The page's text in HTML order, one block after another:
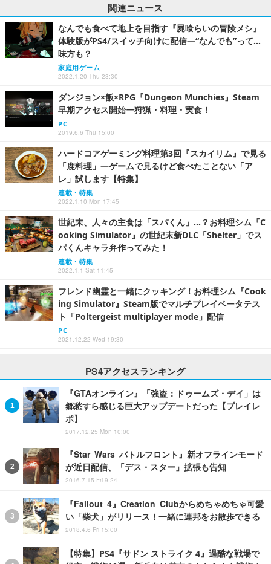
関連ニュース
なんでも食べて地上を目指す『屍喰らいの冒険メシ』
体験版がPS4/スイッチ向けに配信―“なんでも”って…
味方も？
家庭用ゲーム
2022.1.20 Thu 23:30
ダンジョン×飯×RPG『Dungeon Munchies』Steam
早期アクセス開始ー狩猟・料理・実食！
PC
2019.6.6 Thu 15:00
ハードコアゲーミング料理第3回『スカイリム』で見る
「鹿料理」―ゲームで見るけど食べたことない「ア
レ」試します【特集】
連載・特集
2022.1.10 Mon 17:45
世紀末、人々の主食は「スパくん」…？お料理シム『C
ooking Simulator』の世紀末新DLC「Shelter」でス
パくんキャラ弁作ってみた！
連載・特集
2022.1.1 Sat 11:45
フレンド幽霊と一緒にクッキング！お料理シム『Cook
ing Simulator』Steam版でマルチプレイベータテス
ト「Poltergeist multiplayer mode」配信
PC
2021.12.22 Wed 19:30
PS4アクセスランキング
『GTAオンライン』「強盗：ドゥームズ・デイ」は
郷愁すら感じる巨大アップデートだった【プレイレ
ポ】
2017.12.25 Mon 10:00
『Star Wars バトルフロント』新オフラインモード
が近日配信、「デス・スター」拡張も告知
2016.7.15 Fri 9:24
『Fallout 4』Creation Clubからめちゃめちゃ可愛
い「柴犬」がリリース！一緒に連邦をお散歩できる
2018.4.6 Fri 15:00
【特集】PS4『サドン ストライク 4』過酷な戦場で